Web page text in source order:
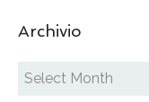
Archivio